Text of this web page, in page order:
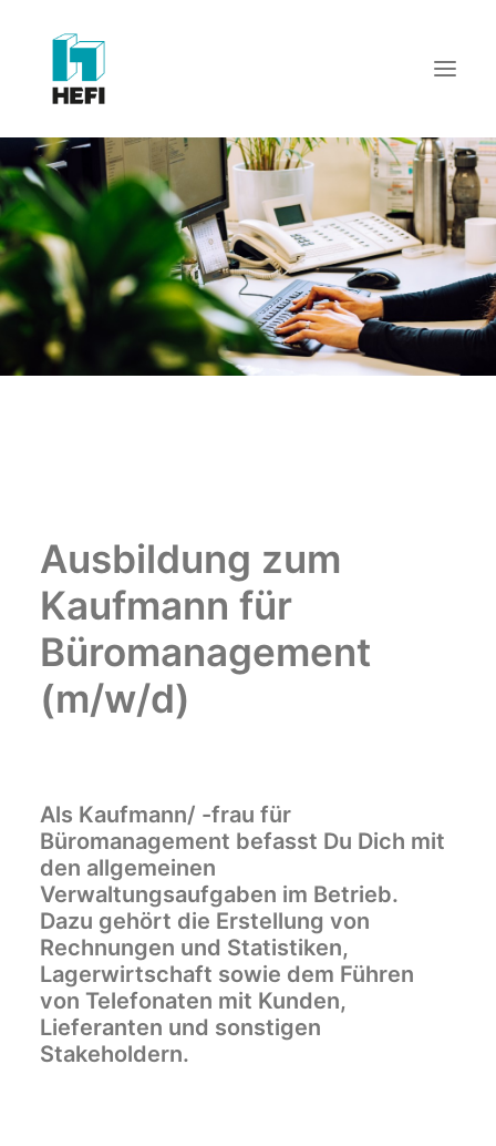
START
WIR ÜBER UNS
LEISTUNGEN
REFERENZEN
AKTUELLES
KARRIERE
Ausbildung zum
Kaufmann für
Büromanagement
(m/w/d)
Als Kaufmann/ -frau für
Büromanagement befasst Du Dich mit
den allgemeinen
Verwaltungsaufgaben im Betrieb.
Dazu gehört die Erstellung von
Rechnungen und Statistiken,
Lagerwirtschaft sowie dem Führen
von Telefonaten mit Kunden,
Lieferanten und sonstigen
Stakeholdern.